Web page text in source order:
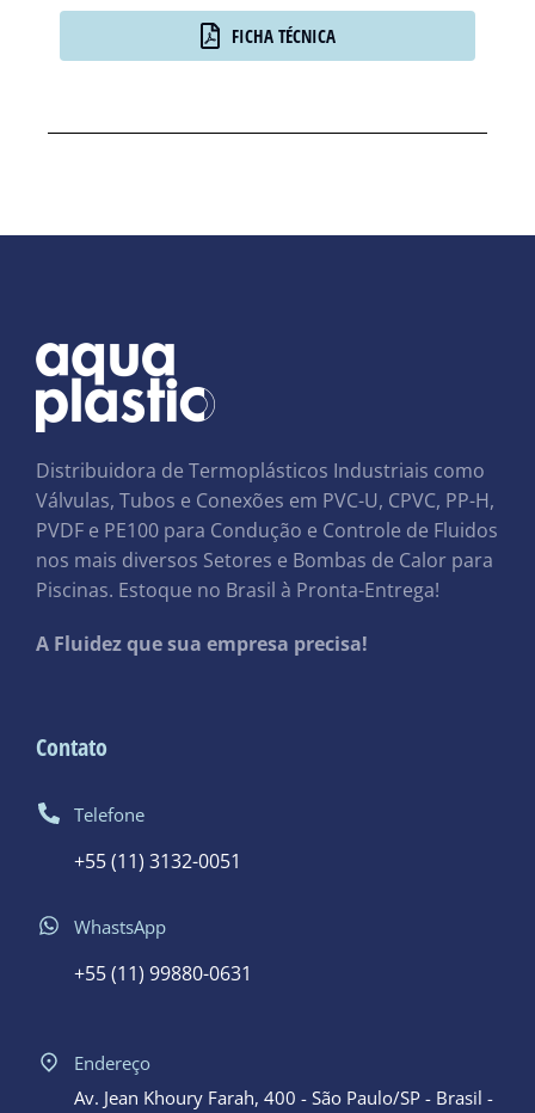
FICHA TÉCNICA
Distribuidora de Termoplásticos Industriais como
Válvulas, Tubos e Conexões em PVC-U, CPVC, PP-H,
PVDF e PE100 para Condução e Controle de Fluidos
nos mais diversos Setores e Bombas de Calor para
Piscinas. Estoque no Brasil à Pronta-Entrega!
A Fluidez que sua empresa precisa!
Contato
Telefone
+55 (11) 3132-0051
WhastsApp
+55 (11) 99880-0631
Endereço
Av. Jean Khoury Farah, 400 - São Paulo/SP - Brasil -